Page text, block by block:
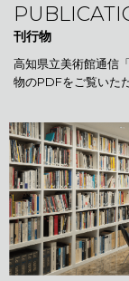
刊行物
高知県立美術館通信
物のPDFをご覧いた